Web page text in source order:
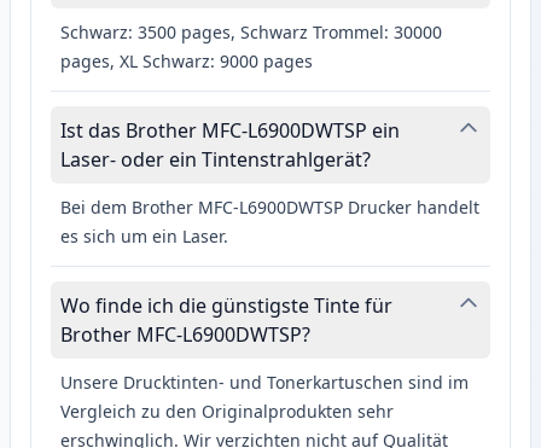
Schwarz: 3500 pages, Schwarz Trommel: 30000
pages, XL Schwarz: 9000 pages
Ist das Brother MFC-L6900DWTSP ein
Laser- oder ein Tintenstrahlgerät?
Bei dem Brother MFC-L6900DWTSP Drucker handelt
es sich um ein Laser.
Wo finde ich die günstigste Tinte für
Brother MFC-L6900DWTSP?
Unsere Drucktinten- und Tonerkartuschen sind im
Vergleich zu den Originalprodukten sehr
erschwinglich. Wir verzichten nicht auf Qualität